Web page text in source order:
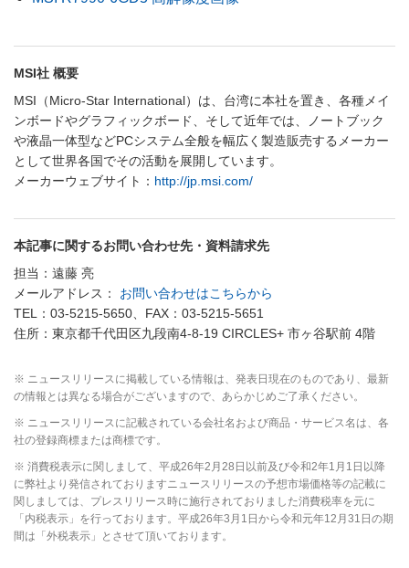
MSI社 概要
MSI（Micro-Star International）は、台湾に本社を置き、各種メイ
ンボードやグラフィックボード、そして近年では、ノートブック
や液晶一体型などPCシステム全般を幅広く製造販売するメーカー
として世界各国でその活動を展開しています。
メーカーウェブサイト： http://jp.msi.com/
本記事に関するお問い合わせ先・資料請求先
担当：遠藤 亮
メールアドレス： お問い合わせはこちらから
TEL：03-5215-5650、FAX：03-5215-5651
住所：東京都千代田区九段南4-8-19 CIRCLES+ 市ヶ谷駅前 4階
※ ニュースリリースに掲載している情報は、発表日現在のものであり、最新
の情報とは異なる場合がございますので、あらかじめご了承ください。
※ ニュースリリースに記載されている会社名および商品・サービス名は、各
社の登録商標または商標です。
※ 消費税表示に関しまして、平成26年2月28日以前及び令和2年1月1日以降
に弊社より発信されておりますニュースリリースの予想市場価格等の記載に
関しましては、プレスリリース時に施行されておりました消費税率を元に
「内税表示」を行っております。平成26年3月1日から令和元年12月31日の期
間は「外税表示」とさせて頂いております。